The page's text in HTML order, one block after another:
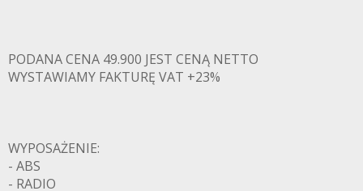
PODANA CENA 49.900 JEST CENĄ NETTO
WYSTAWIAMY FAKTURĘ VAT +23%
WYPOSAŻENIE:
- ABS
- RADIO